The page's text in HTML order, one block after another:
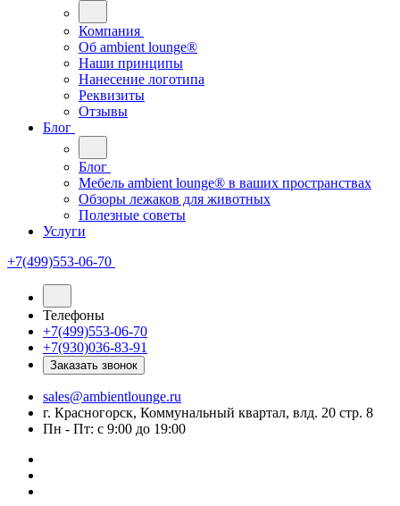
Компания
Oб ambient lounge®
Наши принципы
Нанесение логотипа
Реквизиты
Отзывы
Блог
Блог
Мебель ambient lounge® в ваших пространствах
Обзоры лежаков для животных
Полезные советы
Услуги
+7(499)553-06-70
Телефоны
+7(499)553-06-70
+7(930)036-83-91
Заказать звонок
sales@ambientlounge.ru
г. Красногорск, Коммунальный квартал, влд. 20 стр. 8
Пн - Пт: с 9:00 до 19:00